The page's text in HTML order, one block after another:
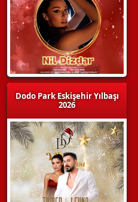
Dodo Park Eskişehir Yılbaşı
2026